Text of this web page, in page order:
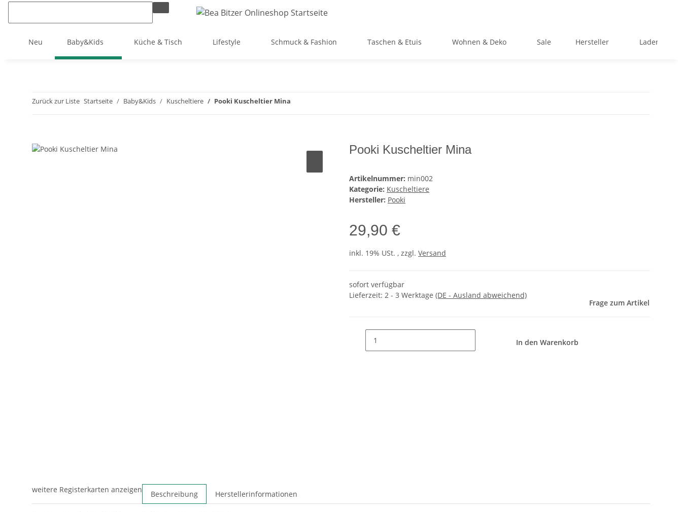
Neu Baby&Kids Küche & Tisch Lifestyle Schmuck & Fashion Taschen & Etuis Wohnen & Deko Sale Hersteller
Zurück zur Liste Startseite Baby&Kids Kuscheltiere Pooki Kuscheltier Mina
Pooki Kuscheltier Mina
Artikelnummer: min002
Kategorie: Kuscheltiere
Hersteller: Pooki
29,90 €
inkl. 19% USt. , zzgl. Versand
sofort verfügbar
Lieferzeit: 2 - 3 Werktage (DE - Ausland abweichend)
Frage zum Artikel
In den Warenkorb
weitere Registerkarten anzeigen Beschreibung Herstellerinformationen